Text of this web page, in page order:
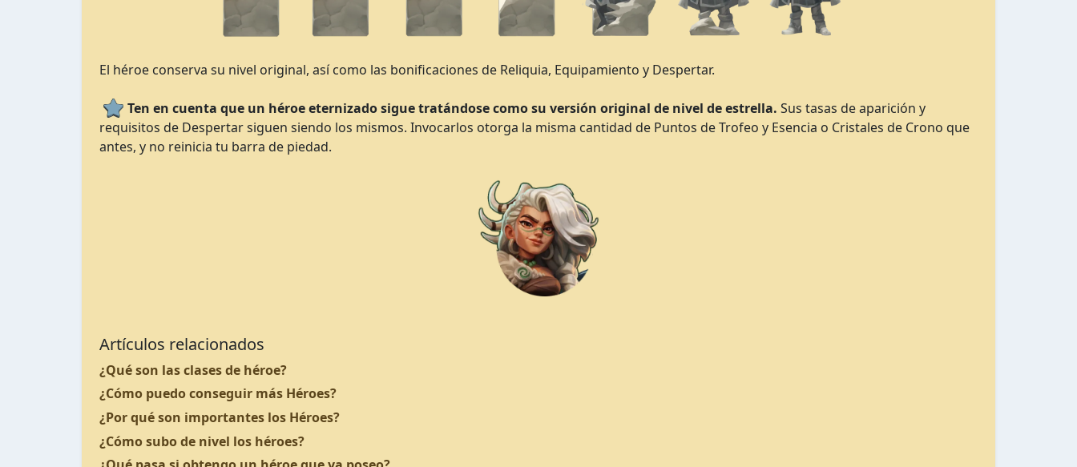
El héroe conserva su nivel original, así como las bonificaciones de Reliquia, Equipamiento y Despertar.
Ten en cuenta que un héroe eternizado sigue tratándose como su versión original de nivel de estrella. Sus tasas de aparición y
requisitos de Despertar siguen siendo los mismos. Invocarlos otorga la misma cantidad de Puntos de Trofeo y Esencia o Cristales de Crono que
antes, y no reinicia tu barra de piedad.
Artículos relacionados
¿Qué son las clases de héroe?
¿Cómo puedo conseguir más Héroes?
¿Por qué son importantes los Héroes?
¿Cómo subo de nivel los héroes?